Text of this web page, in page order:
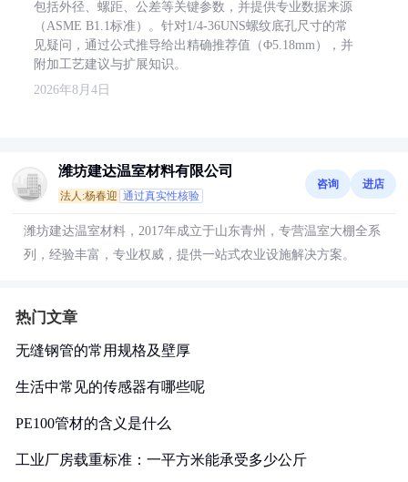
包括外径、螺距、公差等关键参数，并提供专业数据来源
（ASME B1.1标准）。针对1/4-36UNS螺纹底孔尺寸的常
见疑问，通过公式推导给出精确推荐值（Φ5.18mm），并
附加工艺建议与扩展知识。
2026年8月4日
潍坊建达温室材料有限公司
法人:杨春迎 通过真实性核验
咨询 进店
潍坊建达温室材料，2017年成立于山东青州，专营温室大棚全系
列，经验丰富，专业权威，提供一站式农业设施解决方案。
热门文章
无缝钢管的常用规格及壁厚
生活中常见的传感器有哪些呢
PE100管材的含义是什么
工业厂房载重标准：一平方米能承受多少公斤